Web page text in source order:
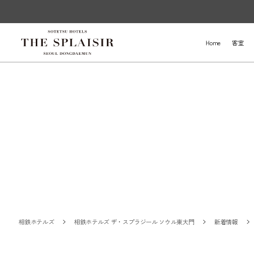
Home 客室
相鉄ホテルズ 相鉄ホテルズ ザ・スプラジール ソウル東大門 新着情報